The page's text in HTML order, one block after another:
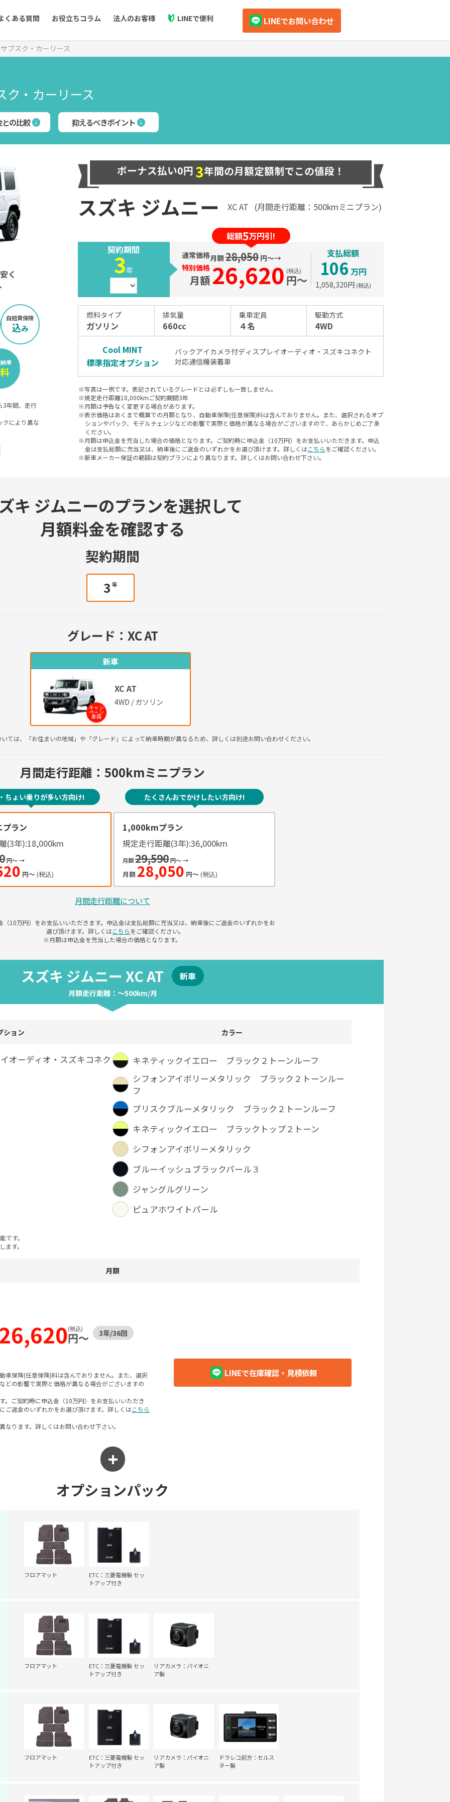
どこよりもお得に新車に乗れる！
ボーナスなし、残価精算なしの月額定額制
フリード ライズ nbox
ジムニー
ルーミー
ホンダ ダイハツ マツダ スズキ
くある質問 お役立ちコラム 法人のお客様 LINEで便利 LINEでお問い合わせ
ブスク・カーリース
ク・カーリース
との比較 抑えるべきポイント
く
自賠責保険
込み
車
3年間、走行
クにより異な
ボーナス払い0円 3年間の月額定額制でこの値段！
スズキ ジムニー XC AT (月間走行距離： 500kmミニプラン)
契約期間
3年
総額5万円引!
通常価格月額28,050 円〜→
特別価格
月額26,620 円〜
(税込)
支払総額
106 万円
1,058,320円 (税込)
燃料タイプ
ガソリン
排気量
660cc
乗車定員
４名
駆動方式
4WD
Cool MINT
標準指定オプション
バックアイカメラ付ディスプレイオーディオ・スズキコネクト
対応通信機装着車
※写真は一例です。表記されているグレードとは必ずしも一致しません。
※規定走行距離18,000kmご契約期間3年
※月額は予告なく変更する場合があります。
※表示価格はあくまで概算での月額となり、自動車保険(任意保険)料は含んでおりません。また、選択されるオプ
ションやパック、モデルチェンジなどの影響で実際と価格が異なる場合がございますので、あらかじめご了承
ください。
※月額は申込金を充当した場合の価格となります。ご契約時に申込金（10万円）をお支払いいただきます。申込
金は支払総額に充当又は、納車後にご返金のいずれかをお選び頂けます。詳しくはこちらをご確認ください。
※新車メーカー保証の範囲は契約プランにより異なります。詳しくはお問い合わせ下さい。
キ ジムニーのプランを選択して
月額料金を確認する
契約期間
3 年
グレード： XC AT
新車
キャン
ペーン
車両
XC AT
4WD / ガソリン
ては、「お住まいの地域」や「グレード」によって納車時期が異なるため、詳しくは別途お問い合わせください。
月間走行距離： 500kmミニプラン
ちょい乗りが多い方向け!
ラン
(3年):18,000km
円〜→
円〜 (税込)
たくさんおでかけしたい方向け!
1,000kmプラン
規定走行距離(3年):36,000km
月額29,590円〜→
月額 28,050 円〜 (税込)
月間走行距離について
10万円）をお支払いいただきます。申込金は支払総額に充当又は、納車後にご返金のいずれかをお
選び頂けます。詳しくはこちらをご確認ください。
※月額は申込金を充当した場合の価格となります。
スズキ ジムニー XC AT 新車
月額走行距離：〜500km/月
ション
オーディオ・スズキコネク
カラー
キネティックイエロー ブラック２トーンルーフ
シフォンアイボリーメタリック ブラック２トーンルー
フ
ブリスクブルーメタリック ブラック２トーンルーフ
キネティックイエロー ブラックトップ２トーン
シフォンアイボリーメタリック
ブルーイッシュブラックパール３
ジャングルグリーン
ピュアホワイトパール
です。
す。
月額
円〜
(税込) 3年/36回
保険(任意保険)料は含んでおりません。また、選択
どの影響で実際と価格が異なる場合がございますの
ご契約時に申込金（10万円）をお支払いいただき
ご返金のいずれかをお選び頂けます。詳しくはこちら
ります。詳しくはお問い合わせ下さい。
LINEで在庫確認・見積依頼
オプションパック
フロアマット
ETC：三菱電機製 セッ
トアップ付き
フロアマット
ETC：三菱電機製 セッ
トアップ付き
リアカメラ：パイオニ
ア製
フロアマット
ETC：三菱電機製 セッ
トアップ付き
リアカメラ：パイオニ
ア製
ドラレコ前方：セルス
ター製